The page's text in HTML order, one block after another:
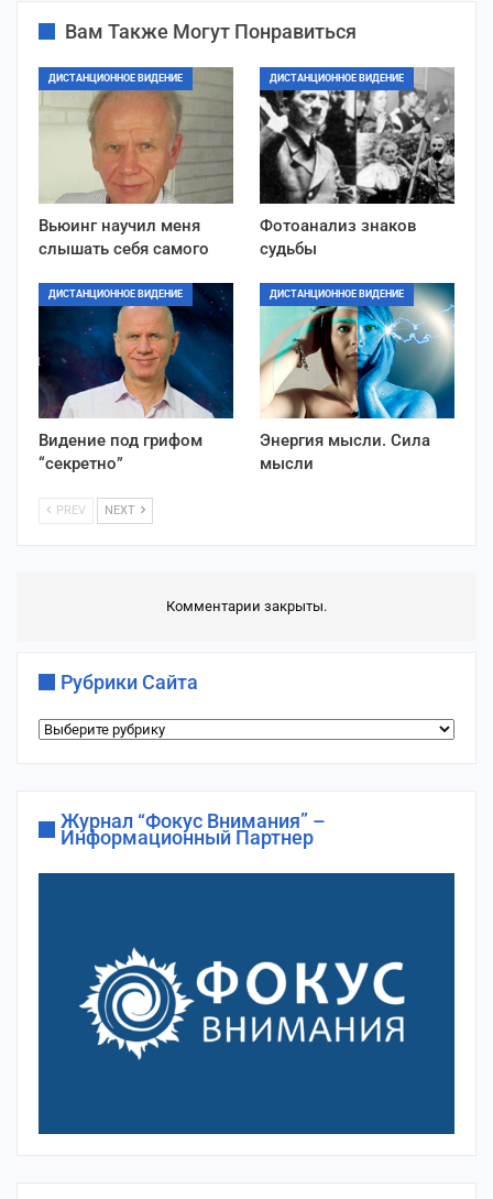
Вам Также Могут Понравиться
ДИСТАНЦИОННОЕ ВИДЕНИЕ
Вьюинг научил меня
слышать себя самого
ДИСТАНЦИОННОЕ ВИДЕНИЕ
Фотоанализ знаков
судьбы
ДИСТАНЦИОННОЕ ВИДЕНИЕ
Видение под грифом
“секретно”
ДИСТАНЦИОННОЕ ВИДЕНИЕ
Энергия мысли. Сила
мысли
PREV NEXT
Комментарии закрыты.
Рубрики Сайта
Рубрики
Журнал “Фокус Внимания” –
Информационный Партнер